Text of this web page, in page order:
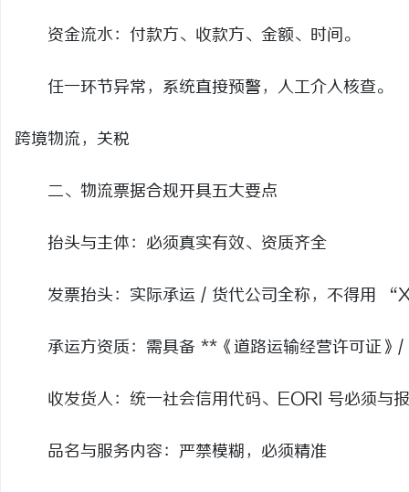
资金流水：付款方、收款方、金额、时间。
任一环节异常，系统直接预警，人工介入核查。
跨境物流，关税
二、物流票据合规开具五大要点
抬头与主体：必须真实有效、资质齐全
发票抬头：实际承运 / 货代公司全称，不得用
承运方资质：需具备 **《道路运输经营许可证》/
收发货人：统一社会信用代码、EORI 号必须与
品名与服务内容：严禁模糊，必须精准